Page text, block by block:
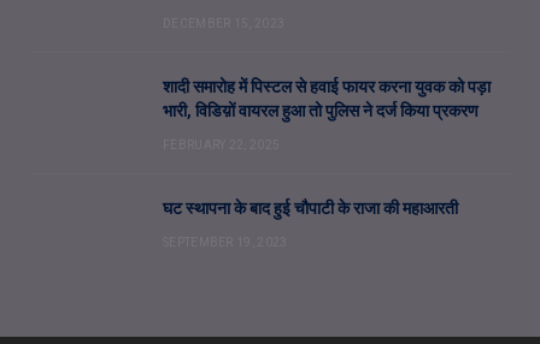
शादी समारोह में पिस्टल से हवाई फायर करना युवक को पड़ा
भारी, विडिय़ों वायरल हुआ तो पुलिस ने दर्ज किया प्रकरण
घट स्थापना के बाद हुई चौपाटी के राजा की महाआरती